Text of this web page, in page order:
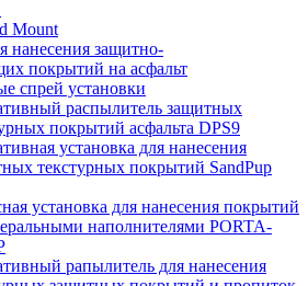
Mount
нанесения защитно-
покрытий на асфальт
спрей установки
распылитель защитных
покрытий асфальта DPS9
установка для нанесения
текстурных покрытий SandPup
установка для нанесения покрытий
наполнителями PORTA-
рапылитель для нанесения